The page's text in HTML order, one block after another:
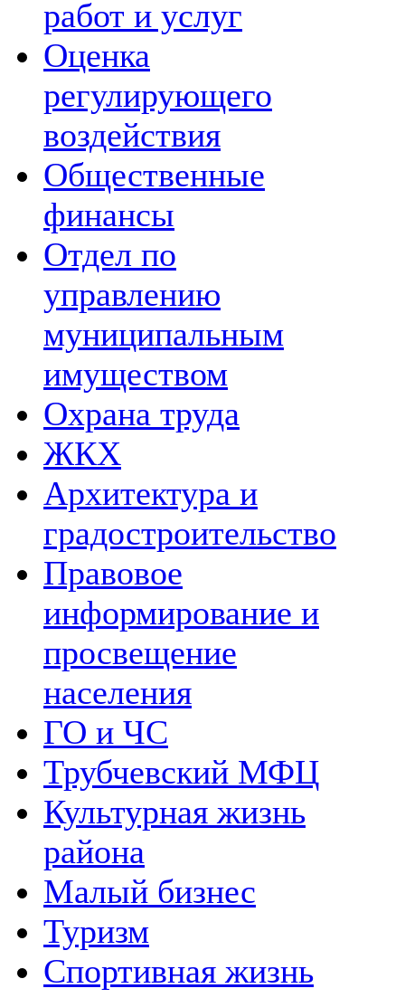
работ и услуг
Оценка
регулирующего
воздействия
Общественные
финансы
Отдел по
управлению
муниципальным
имуществом
Охрана труда
ЖКХ
Архитектура и
градостроительство
Правовое
информирование и
просвещение
населения
ГО и ЧС
Трубчевский МФЦ
Культурная жизнь
района
Малый бизнес
Туризм
Спортивная жизнь